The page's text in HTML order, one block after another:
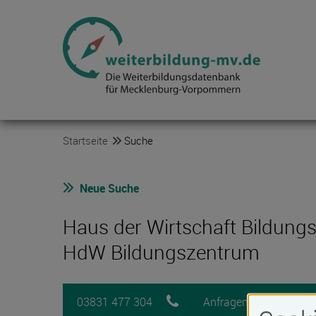
Startseite Suche
Neue Suche
Haus der Wirtschaft
HdW Bildungszentrum
03831 477 304 Anfragen